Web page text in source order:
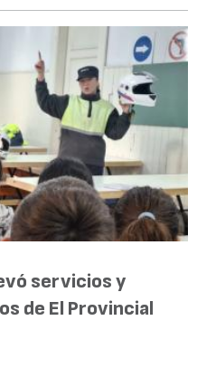
servicios y
de El Provincial